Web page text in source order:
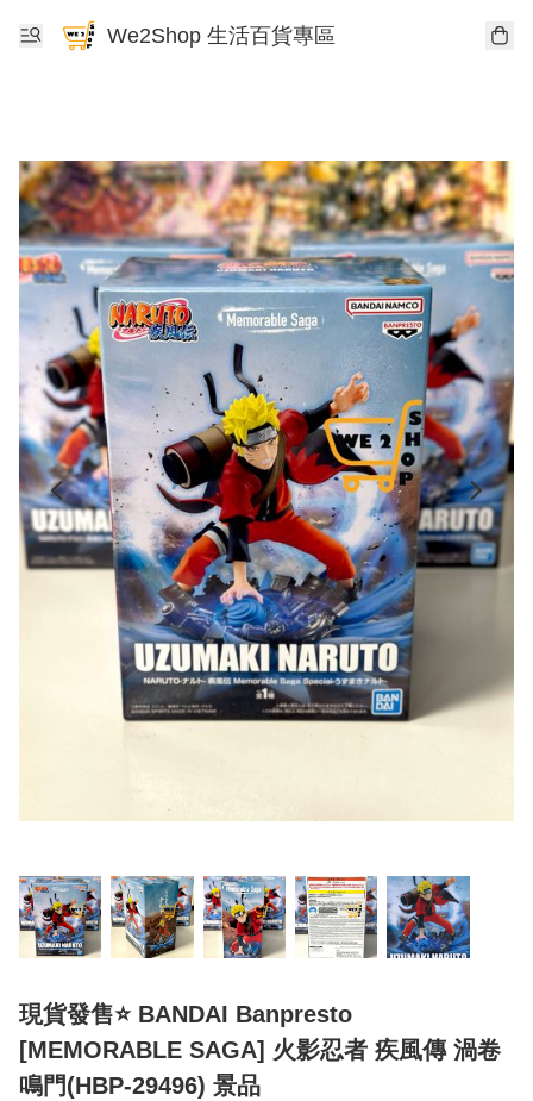
We2Shop 生活百貨專區
現貨發售⭐ BANDAI Banpresto
[MEMORABLE SAGA] 火影忍者 疾風傳 渦卷
鳴門(HBP-29496) 景品